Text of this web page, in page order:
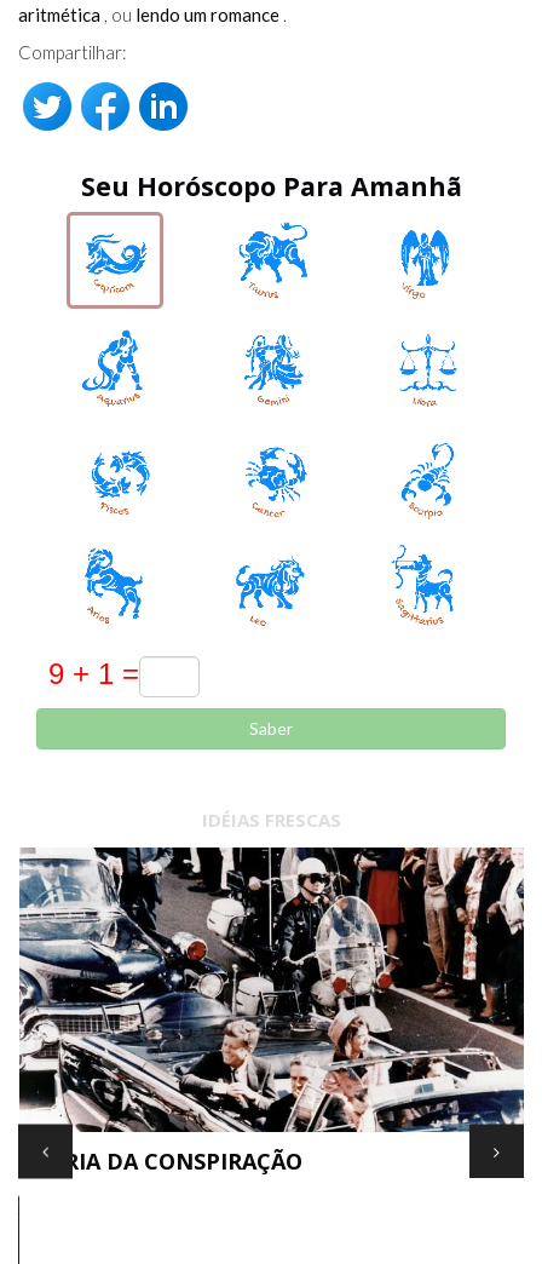
aritmética , ou lendo um romance .
Compartilhar:
Seu Horóscopo Para Amanhã
Saber
IDÉIAS FRESCAS
TEORIA DA CONSPIRAÇÃO